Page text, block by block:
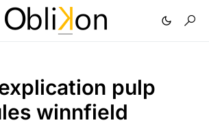
pulp
winnfield